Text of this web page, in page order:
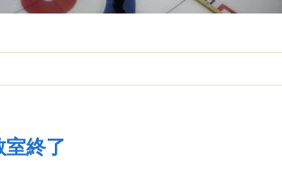
終了